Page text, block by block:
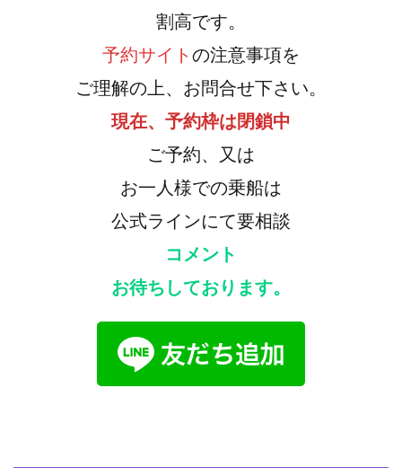
割高です。
予約サイト の注意事項を
ご理解の上、お問合せ下さい。
現在、予約枠は閉鎖中
ご予約、又は
お一人様での乗船は
公式ラインにて要相談
コメント
お待ちしております。